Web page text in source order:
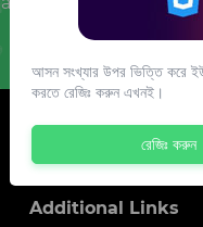
Additional Links
আসন সংখ্যার উপর ভিত্তি করে
করতে রেজিঃ করুন এখনই।
রেজিঃ করুন